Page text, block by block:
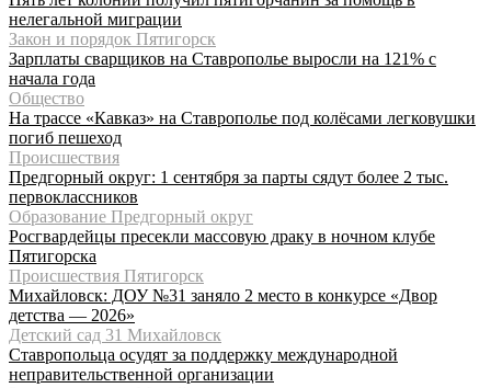
нелегальной миграции
Закон и порядок Пятигорск
Зарплаты сварщиков на Ставрополье выросли на 121% с
начала года
Общество
На трассе «Кавказ» на Ставрополье под колёсами легковушки
погиб пешеход
Происшествия
Предгорный округ: 1 сентября за парты сядут более 2 тыс.
первоклассников
Образование Предгорный округ
Росгвардейцы пресекли массовую драку в ночном клубе
Пятигорска
Происшествия Пятигорск
Михайловск: ДОУ №31 заняло 2 место в конкурсе «Двор
детства — 2026»
Детский сад 31 Михайловск
Ставропольца осудят за поддержку международной
неправительственной организации